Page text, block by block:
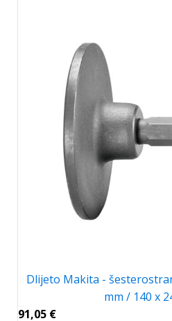
Dlijeto Makita -
mm / 140 x
91,05 €